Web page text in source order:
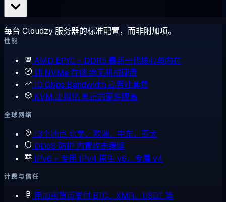
每台 Cloudzy 服务器的标准配置，而非附加项。
性能
AMD EPYC + DDR5 最新一代核心与内存
纯 NVMe 存储绝无机械硬盘
10 Gbps Bandwidth 高吞吐套餐
KVM 虚拟化 真正的硬件隔离
全球网络
13个地点 北美、欧洲、中东、亚太
DDoS 防护 内置攻击缓解
IPv6 + 专用 IPv4 原生 v6，专属 v4
计费与信任
用加密货币支付 BTC、XMR、USDT 等